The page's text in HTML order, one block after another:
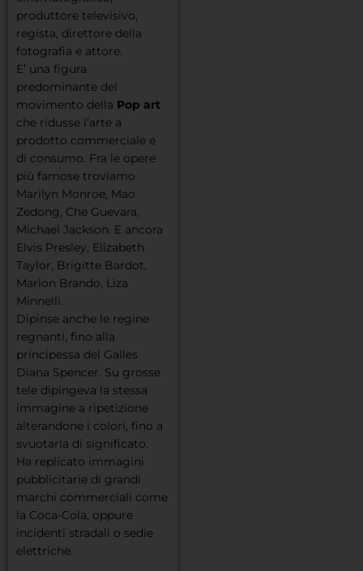
produttore televisivo,
regista, direttore della
fotografia e attore.
E’ una figura
predominante del
movimento della Pop art
che ridusse l’arte a
prodotto commerciale e
di consumo. Fra le opere
più famose troviamo
Marilyn Monroe, Mao
Zedong, Che Guevara,
Michael Jackson. E ancora
Elvis Presley, Elizabeth
Taylor, Brigitte Bardot,
Marlon Brando, Liza
Minnelli.
Dipinse anche le regine
regnanti, fino alla
principessa del Galles
Diana Spencer. Su grosse
tele dipingeva la stessa
immagine a ripetizione
alterandone i colori, fino a
svuotarla di significato.
Ha replicato immagini
pubblicitarie di grandi
marchi commerciali come
la Coca-Cola, oppure
incidenti stradali o sedie
elettriche.